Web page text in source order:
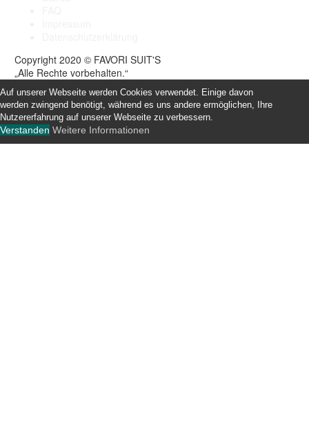
Copyright 2020 © FAVORI SUIT'S
„Alle Rechte vorbehalten.“
Auf unserer Webseite werden Cookies verwendet. Einige davon
werden zwingend benötigt, während es uns andere ermöglichen, Ihre
Nutzererfahrung auf unserer Webseite zu verbessern.
Verstanden Weitere Informationen